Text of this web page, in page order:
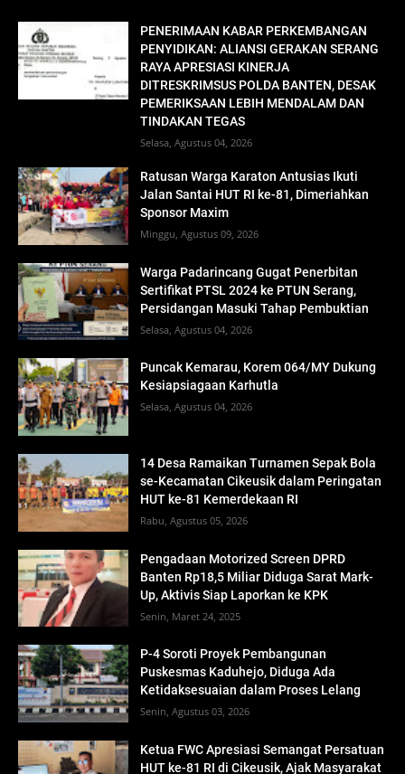
PENERIMAAN KABAR PERKEMBANGAN
PENYIDIKAN: ALIANSI GERAKAN SERANG
RAYA APRESIASI KINERJA
DITRESKRIMSUS POLDA BANTEN, DESAK
PEMERIKSAAN LEBIH MENDALAM DAN
TINDAKAN TEGAS
Selasa, Agustus 04, 2026
Ratusan Warga Karaton Antusias Ikuti
Jalan Santai HUT RI ke-81, Dimeriahkan
Sponsor Maxim
Minggu, Agustus 09, 2026
Warga Padarincang Gugat Penerbitan
Sertifikat PTSL 2024 ke PTUN Serang,
Persidangan Masuki Tahap Pembuktian
Selasa, Agustus 04, 2026
Puncak Kemarau, Korem 064/MY Dukung
Kesiapsiagaan Karhutla
Selasa, Agustus 04, 2026
14 Desa Ramaikan Turnamen Sepak Bola
se-Kecamatan Cikeusik dalam Peringatan
HUT ke-81 Kemerdekaan RI
Rabu, Agustus 05, 2026
Pengadaan Motorized Screen DPRD
Banten Rp18,5 Miliar Diduga Sarat Mark-
Up, Aktivis Siap Laporkan ke KPK
Senin, Maret 24, 2025
P-4 Soroti Proyek Pembangunan
Puskesmas Kaduhejo, Diduga Ada
Ketidaksesuaian dalam Proses Lelang
Senin, Agustus 03, 2026
Ketua FWC Apresiasi Semangat Persatuan
HUT ke-81 RI di Cikeusik, Ajak Masyarakat